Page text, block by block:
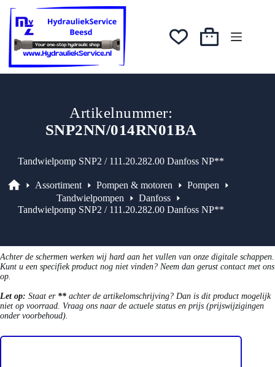
naar
inhoud
Winkelwagen
Artikelnummer:
SNP2NN/014RN01BA
Tandwielpomp SNP2 / 111.20.282.00 Danfoss NP**
Assortiment
Assortiment Pompen & motoren
Pompen
Tandwielpompen
Danfoss
Tandwielpomp SNP2 / 111.20.282.00 Danfoss NP**
Achter de schermen werken wij hard aan het vullen van onze digitale schappen.
Kunt u een specifiek product nog niet vinden? Neem dan gerust contact met ons
op.
Let op: Staat er ** achter de artikelomschrijving? Dan is dit product mogelijk
niet op voorraad. Vraag ons naar de actuele status en prijs (prijswijzigingen
onder voorbehoud).